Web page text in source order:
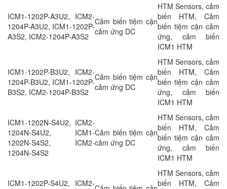
ICM1-1202P-A3U2, ICM2-
1204P-A3U2, ICM1-1202P-
A3S2, ICM2-1204P-A3S2
Cảm biến tiệm cận
cảm ứng DC
HTM Sensors, cảm
biến HTM, Cảm
biến tiệm cận cảm
ứng, cảm biến
ICM1 HTM
ICM1-1202P-B3U2, ICM2-
1204P-B3U2, ICM1-1202P-
B3S2, ICM2-1204P-B3S2
Cảm biến tiệm cận
cảm ứng DC
HTM Sensors, cảm
biến HTM, Cảm
biến tiệm cận cảm
ứng, cảm biến
ICM1 HTM
ICM1-1202N-S4U2, ICM2-
1204N-S4U2, ICM1-
1202N-S4S2, ICM2-
1204N-S4S2
Cảm biến tiệm cận
cảm ứng DC
HTM Sensors, cảm
biến HTM, Cảm
biến tiệm cận cảm
ứng, cảm biến
ICM1 HTM
ICM1-1202P-S4U2, ICM2-
HTM Sensors, cảm
biến HTM, Cảm